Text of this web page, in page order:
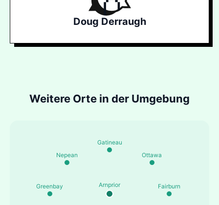
Doug Derraugh
Weitere Orte in der Umgebung
Arnprior Fairburn
Greenbay
Nepean
Gatineau
Ottawa